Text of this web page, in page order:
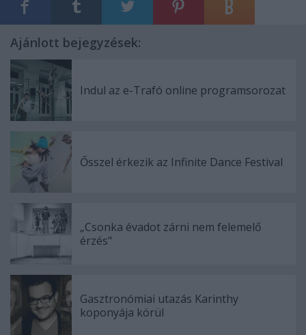
Ajánlott bejegyzések:
Indul az e-Trafó online programsorozat
Ősszel érkezik az Infinite Dance Festival
„Csonka évadot zárni nem felemelő
érzés"
Gasztronómiai utazás Karinthy
koponyája körül